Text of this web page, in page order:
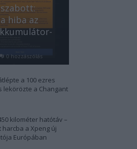
hiba az
0 hozzászólás
a 100 ezres
lekörözte a Changant
kilométer hatótáv –
a Xpeng új
Európában